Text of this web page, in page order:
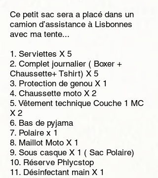
Ce petit sac sera a placé dans un
camion d’assistance à Lisbonnes
avec ma tente...
1. Serviettes X 5
2. Complet journalier ( Boxer +
Chaussette+ Tshirt) X 5
3. Protection de genou X 1
4. Chaussette moto X 2
5. Vêtement technique Couche 1 MC
X 2
6. Bas de pyjama
7. Polaire x 1
8. Maillot Moto X 1
9. Sous casque X 1 ( Sac Polaire)
10. Réserve Phlycstop
11. Désinfectant main X 1